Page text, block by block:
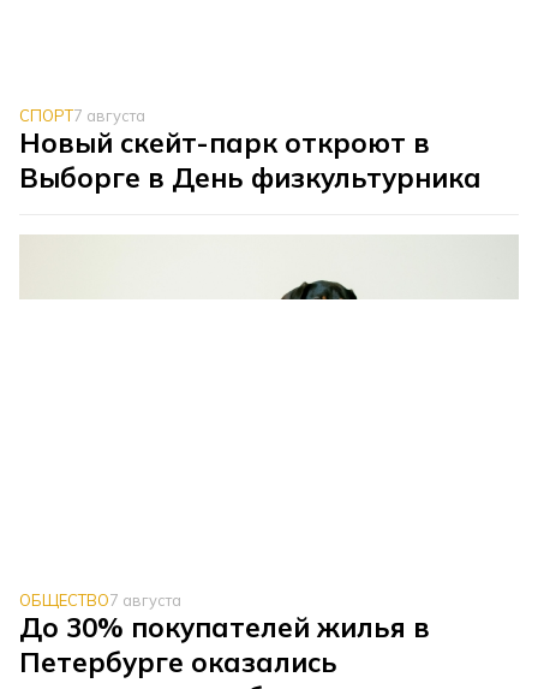
СПОРТ7 августа
Новый скейт-парк откроют в
Выборге в День физкультурника
ОБЩЕСТВО7 августа
До 30% покупателей жилья в
Петербурге оказались